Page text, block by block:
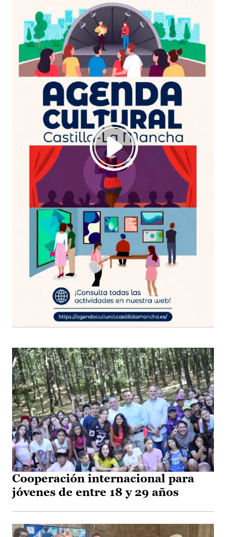
Cooperación internacional para
jóvenes de entre 18 y 29 años